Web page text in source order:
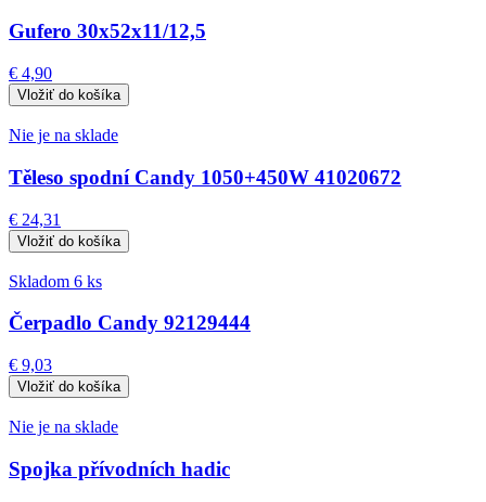
Gufero 30x52x11/12,5
€ 4,90
Nie je na sklade
Těleso spodní Candy 1050+450W 41020672
€ 24,31
Skladom 6 ks
Čerpadlo Candy 92129444
€ 9,03
Nie je na sklade
Spojka přívodních hadic